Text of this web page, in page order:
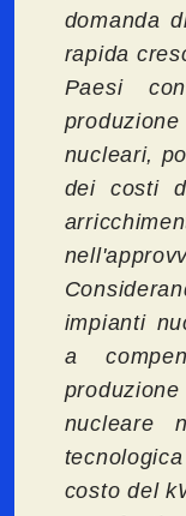
domanda
rapida
Paesi
nucleari,
dei costi
impianti
a
nucleare
costo del